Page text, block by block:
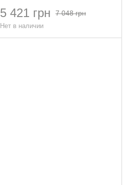
7 048 грн
5 421 грн
Нет в наличии